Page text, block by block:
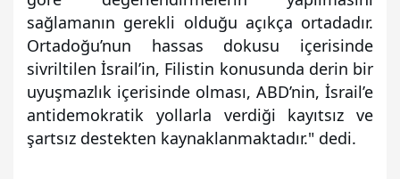
sağlamanın gerekli olduğu açıkça ortadadır.
Ortadoğu’nun hassas dokusu içerisinde
sivriltilen İsrail’in, Filistin konusunda derin bir
uyuşmazlık içerisinde olması, ABD’nin, İsrail’e
antidemokratik yollarla verdiği kayıtsız ve
şartsız destekten kaynaklanmaktadır." dedi.